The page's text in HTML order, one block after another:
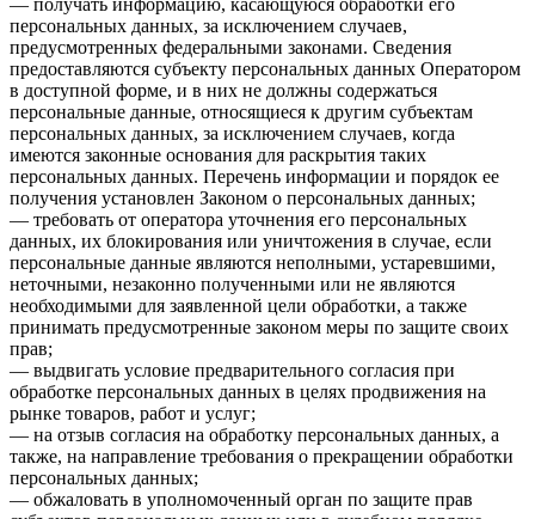
персональных данных, за исключением случаев,
предусмотренных федеральными законами. Сведения
предоставляются субъекту персональных данных Оператором
в доступной форме, и в них не должны содержаться
персональные данные, относящиеся к другим субъектам
персональных данных, за исключением случаев, когда
имеются законные основания для раскрытия таких
персональных данных. Перечень информации и порядок ее
получения установлен Законом о персональных данных;
— требовать от оператора уточнения его персональных
данных, их блокирования или уничтожения в случае, если
персональные данные являются неполными, устаревшими,
неточными, незаконно полученными или не являются
необходимыми для заявленной цели обработки, а также
принимать предусмотренные законом меры по защите своих
прав;
— выдвигать условие предварительного согласия при
обработке персональных данных в целях продвижения на
рынке товаров, работ и услуг;
— на отзыв согласия на обработку персональных данных, а
также, на направление требования о прекращении обработки
персональных данных;
— обжаловать в уполномоченный орган по защите прав